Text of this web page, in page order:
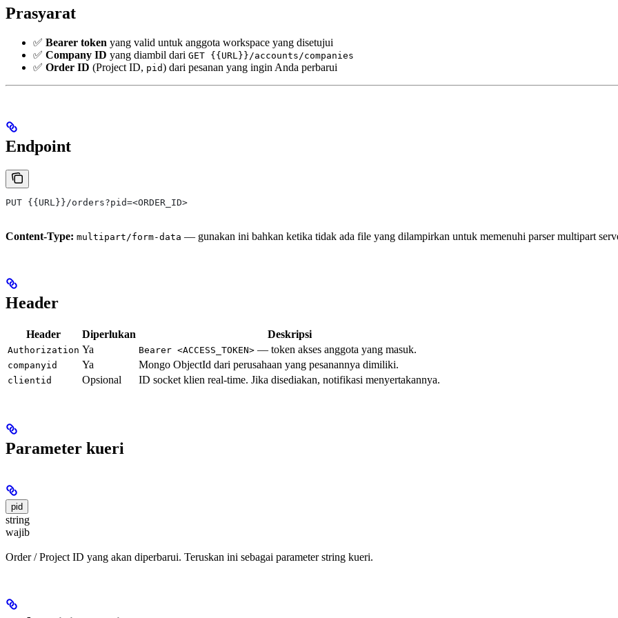
Prasyarat
✅ Bearer token yang valid untuk anggota workspace yang disetujui
✅ Company ID yang diambil dari GET {{URL}}/accounts/companies
✅ Order ID (Project ID, pid) dari pesanan yang ingin Anda perbarui
Endpoint
PUT {{URL}}/orders?pid=<ORDER_ID>
Content-Type: multipart/form-data — gunakan ini bahkan ketika tidak ada file yang dilampirkan untuk memenuhi parser multipart
Header
Header Diperlukan Deskripsi
Authorization Ya Bearer <ACCESS_TOKEN> — token akses anggota yang masuk.
companyid Ya Mongo ObjectId dari perusahaan yang pesanannya dimiliki.
clientid Opsional ID socket klien real-time. Jika disediakan, notifikasi menyertakannya.
Parameter kueri
pid
string
wajib
Order / Project ID yang akan diperbarui. Teruskan ini sebagai parameter string kueri.